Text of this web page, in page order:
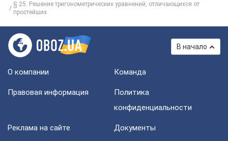
§ 25. Решение тригонометрических уравнений, отличающихся от
простейших
В начало
О компании Команда
Правовая информация
Политика
конфиденциальности
Реклама на сайте Документы